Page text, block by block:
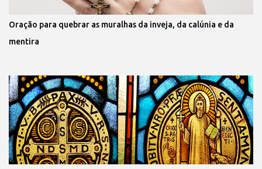
Oração para quebrar as muralhas da inveja, da calúnia e da
mentira